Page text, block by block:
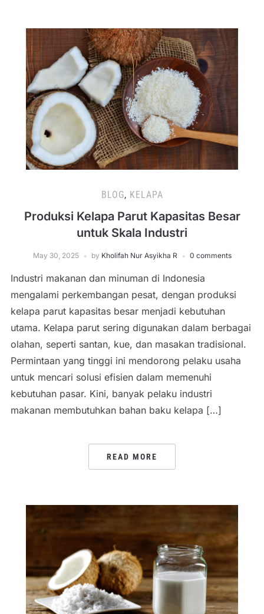
BLOG, KELAPA
Produksi Kelapa Parut Kapasitas Besar
untuk Skala Industri
May 30, 2025 by Kholifah Nur Asyikha R 0 comments
Industri makanan dan minuman di Indonesia
mengalami perkembangan pesat, dengan produksi
kelapa parut kapasitas besar menjadi kebutuhan
utama. Kelapa parut sering digunakan dalam berbagai
olahan, seperti santan, kue, dan masakan tradisional.
Permintaan yang tinggi ini mendorong pelaku usaha
untuk mencari solusi efisien dalam memenuhi
kebutuhan pasar. Kini, banyak pelaku industri
makanan membutuhkan bahan baku kelapa […]
READ MORE